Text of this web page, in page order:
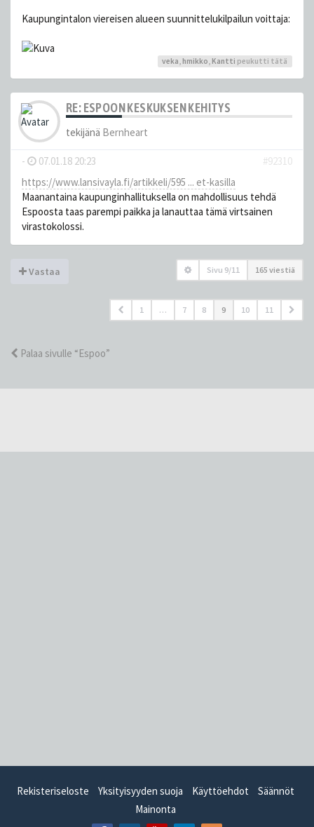
Kaupungintalon viereisen alueen suunnittelukilpailun voittaja:
veka hmikko Kantti peukutti tätä
RE: ESPOON KESKUKSEN KEHITYS
tekijänä Bernheart
- 07.01.18 20:23
#92310
https://www.lansivayla.fi/artikkeli/595 ... et-kasilla
Maanantaina kaupunginhallituksella on mahdollisuus tehdä
Espoosta taas parempi paikka ja lanauttaa tämä virtsainen
virastokolossi.
Vastaa Sivu 9/11 165 viestiä
1 … 7 8 9 10 11
Palaa sivulle “Espoo”
Rekisteriseloste Yksityisyyden suoja Käyttöehdot
Säännöt
Mainonta